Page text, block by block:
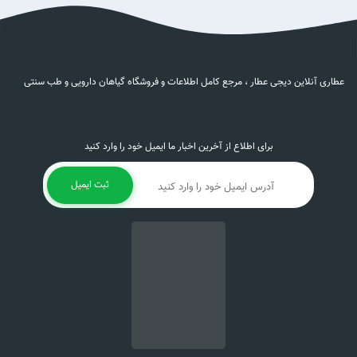
برای اطلاع از آخرین اخبار ما ایمیل خود را وارد کنید
ثبت ایمیل
عطاری آنلاین دیجی عطار ، مرجع کامل اطلاعات و فروشگاه گیاهان دارویی و طب سنتی